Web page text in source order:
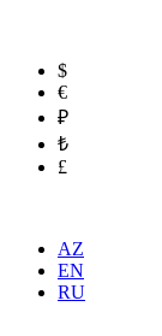
$
€
₽
₺
£
AZ
EN
RU